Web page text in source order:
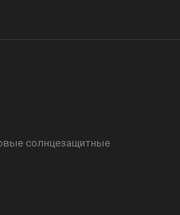
солнцезащитные